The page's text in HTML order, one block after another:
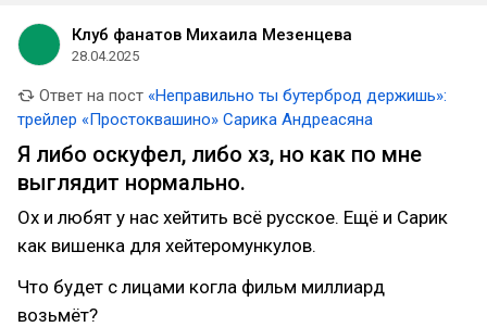
Клуб фанатов Михаила Мезенцева
28.04.2025
Ответ на пост «Неправильно ты бутерброд держишь»:
трейлер «Простоквашино» Сарика Андреасяна
Я либо оскуфел, либо хз, но как по мне
выглядит нормально.
Ох и любят у нас хейтить всё русское. Ещё и Сарик
как вишенка для хейтеромункулов.
Что будет с лицами когла фильм миллиард
возьмёт?